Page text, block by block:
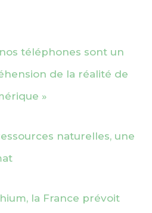
téléphones sont un
de la réalité de
»
naturelles, une
la France prévoit